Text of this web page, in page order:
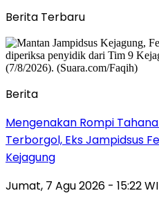
Berita Terbaru
Berita
Mengenakan Rompi
Terborgol, Eks Jampidsus
Kejagung
Jumat, 7 Agu 2026 - 15:22